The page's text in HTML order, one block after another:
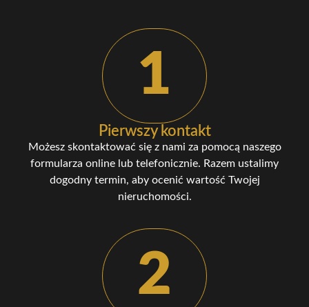
1
Pierwszy kontakt
Możesz skontaktować się z nami za pomocą naszego
formularza online lub telefonicznie. Razem ustalimy
dogodny termin, aby ocenić wartość Twojej
nieruchomości.
2